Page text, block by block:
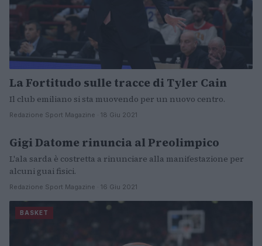
La Fortitudo sulle tracce di Tyler Cain
Il club emiliano si sta muovendo per un nuovo centro.
Redazione Sport Magazine · 18 Giu 2021
BASKET
Gigi Datome rinuncia al Preolimpico
L'ala sarda è costretta a rinunciare alla manifestazione per
alcuni guai fisici.
Redazione Sport Magazine · 16 Giu 2021
BASKET